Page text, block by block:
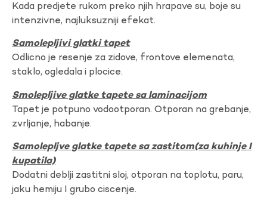
Kada predjete rukom preko njih hrapave su, boje su
intenzivne, najluksuzniji efekat.
Samolepljivi glatki tapet
Odlicno je resenje za zidove, frontove elemenata,
staklo, ogledala i plocice.
Smolepljive glatke tapete sa laminacijom
Tapet je potpuno vodootporan. Otporan na grebanje,
zvrljanje, habanje.
Samolepljve glatke tapete sa zastitom(za kuhinje I
kupatila)
Dodatni deblji zastitni sloj, otporan na toplotu, paru,
jaku hemiju I grubo ciscenje.